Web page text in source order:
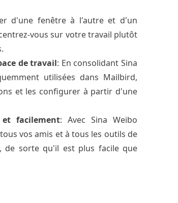
d'une fenêtre à l'autre et d'un
vous sur votre travail plutôt
de travail: En consolidant Sina
utilisées dans Mailbird,
et les configurer à partir d'une
facilement: Avec Sina Weibo
vos amis et à tous les outils de
de sorte qu'il est plus facile que